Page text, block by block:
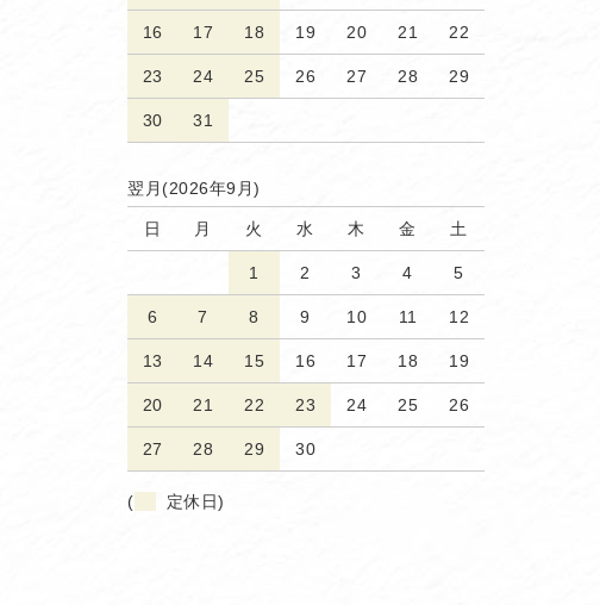
16 17 18 19 20 21 22
23 24 25 26 27 28 29
30 31
翌月(2026年9月)
日 月 火 水 木 金 土
1 2 3 4 5
6 7 8 9 10 11 12
13 14 15 16 17 18 19
20 21 22 23 24 25 26
27 28 29 30
( 定休日)